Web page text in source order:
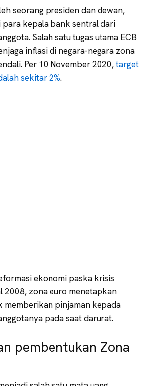
seorang presiden dan dewan,
kepala bank sentral dari
Salah satu tugas utama ECB
inflasi di negara-negara zona
Per 10 November 2020,target
sekitar 2%.
ekonomi paska krisis
2008, zona euro menetapkan
memberikan pinjaman kepada
pada saat darurat.
pembentukan Zona